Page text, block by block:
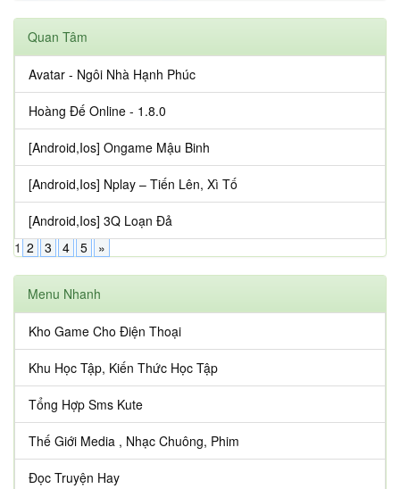
Quan Tâm
Avatar - Ngôi Nhà Hạnh Phúc
Hoàng Đế Online - 1.8.0
[Android,Ios] Ongame Mậu Binh
[Android,Ios] Nplay – Tiến Lên, Xì Tố
[Android,Ios] 3Q Loạn Đả
1 2 3 4 5 »
Menu Nhanh
Kho Game Cho Điện Thoại
Khu Học Tập, Kiến Thức Học Tập
Tổng Hợp Sms Kute
Thế Giới Media , Nhạc Chuông, Phim
Đọc Truyện Hay